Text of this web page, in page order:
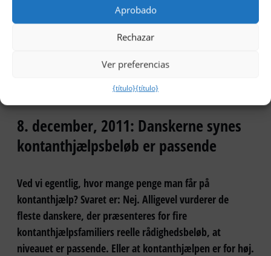
Aprobado
Rechazar
Ver preferencias
{título}{título}
med internetopkobling eller at sende dine
børn til sport i fritiden.
Berlingske.dk
8. december, 2011: Danskerne synes
kontanthjælpsbeløb er passende
Ved vi egentlig, hvor mange penge man får på
kontanthjælp? Svaret er: Nej. Alligevel vurderer de
fleste danskere, der præsenteres for fire
kontanthjælpsfamiliers reelle rådighedsbeløb, at
niveauet er passende. Eller at kontanthjælpen er for høj.